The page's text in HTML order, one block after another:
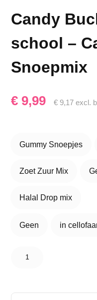
Candy
school –
Snoepmix
€ 9,99 € 9,17 excl.
Gummy Snoepjes
Gummy
Zoet Zuur Mix
Halal Drop mix
Halal Drop mix
Geen in
Bucket
Snoepmix